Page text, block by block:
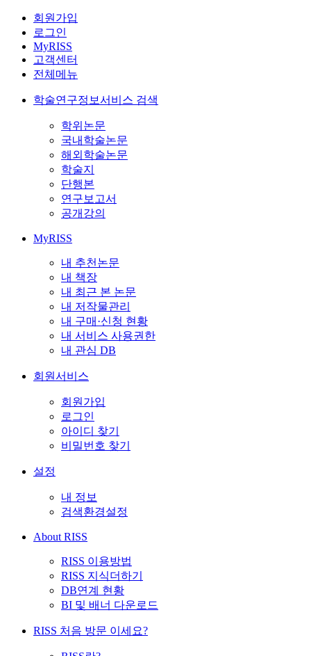
회원가입
로그인
MyRISS
고객센터
전체메뉴
학술연구정보서비스 검색
학위논문
국내학술논문
해외학술논문
학술지
단행본
연구보고서
공개강의
MyRISS
내 추천논문
내 책장
내 최근 본 논문
내 저작물관리
내 구매·신청 현황
내 서비스 사용권한
내 관심 DB
회원서비스
회원가입
로그인
아이디 찾기
비밀번호 찾기
설정
내 정보
검색환경설정
About RISS
RISS 이용방법
RISS 지식더하기
DB연계 현황
BI 및 배너 다운로드
RISS 처음 방문 이세요?